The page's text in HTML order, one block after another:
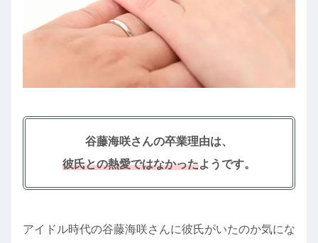
谷藤海咲さんの卒業理由は、
彼氏との熱愛ではなかったようです。
アイドル時代の谷藤海咲さんに彼氏がいたのか気にな